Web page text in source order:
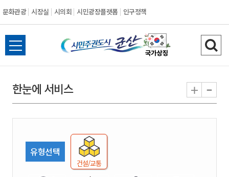
문화관광 시장실 시의회 시민광장플랫폼 인구정책
시
민
권
도
시
전
체
뉴
열
검
색
기
한눈에 서비스 + -
유형선택
건설/교통